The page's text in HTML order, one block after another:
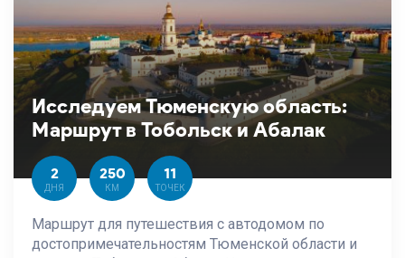
Исследуем Тюменскую область:
Маршрут в Тобольск и Абалак
2
ДНЯ
250
КМ
11
ТОЧЕК
Маршрут для путешествия с автодомом по
достопримечательностям Тюменской области и